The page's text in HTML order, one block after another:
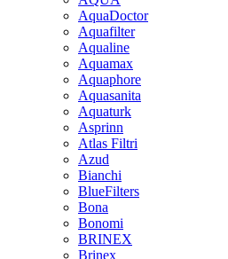
AquaDoctor
Aquafilter
Aqualine
Aquamax
Aquaphore
Aquasanita
Aquaturk
Asprinn
Atlas Filtri
Azud
Bianchi
BlueFilters
Bona
Bonomi
BRINEX
Brinex